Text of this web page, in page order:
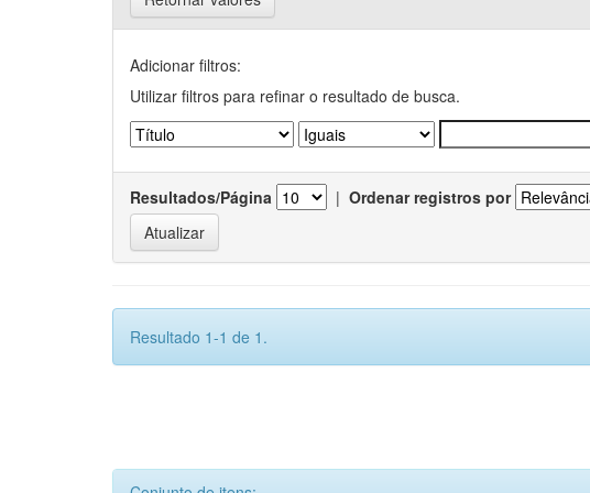
Adicionar filtros:
Utilizar filtros para refinar o resultado de busca.
Resultados/Página | Ordenar registros por
Resultado 1-1 de 1.